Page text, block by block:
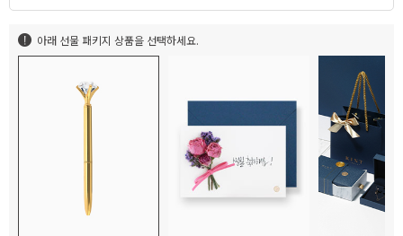
아래 선물 패키지 상품을 선택하세요.